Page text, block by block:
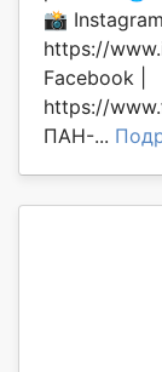
📸 Instagram
https://
Facebook |
https://
ПАН-...